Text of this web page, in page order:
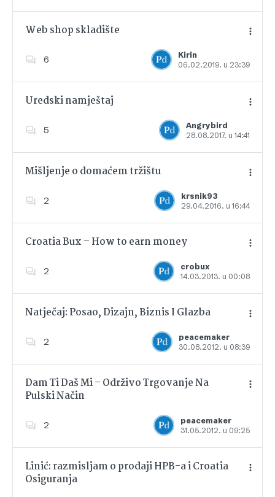
Web shop skladište
6
Kirin
06.02.2019. u 23:39
Dodajte u favorite
Uredski namještaj
5
Angrybird
28.08.2017. u 14:41
Dodajte u favorite
Mišljenje o domaćem tržištu
2
krsnik93
29.04.2016. u 16:44
Dodajte u favorite
Croatia Bux – How to earn money
2
crobux
14.03.2013. u 00:08
Dodajte u favorite
Natječaj: Posao, Dizajn, Biznis I Glazba
2
peacemaker
30.08.2012. u 08:39
Dodajte u favorite
Dam Ti Daš Mi – Održivo Trgovanje Na
Pulski Način
2
peacemaker
31.05.2012. u 09:25
Dodajte u favorite
Linić: razmisljam o prodaji HPB-a i Croatia
Osiguranja